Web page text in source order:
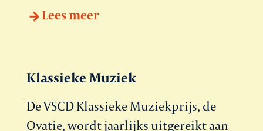
Lees meer
Klassieke Muziek
De VSCD Klassieke Muziekprijs, de
Ovatie, wordt jaarlijks uitgereikt aan